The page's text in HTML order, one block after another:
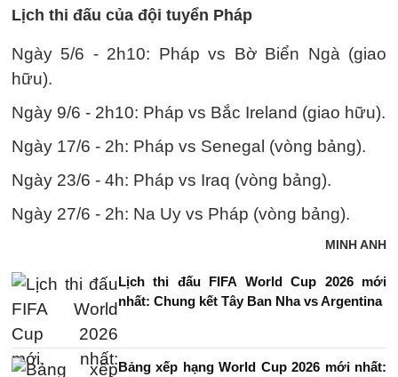
Lịch thi đấu của đội tuyển Pháp
Ngày 5/6 - 2h10: Pháp vs Bờ Biển Ngà (giao
hữu).
Ngày 9/6 - 2h10: Pháp vs Bắc Ireland (giao hữu).
Ngày 17/6 - 2h: Pháp vs Senegal (vòng bảng).
Ngày 23/6 - 4h: Pháp vs Iraq (vòng bảng).
Ngày 27/6 - 2h: Na Uy vs Pháp (vòng bảng).
MINH ANH
Lịch thi đấu FIFA World Cup 2026 mới
nhất: Chung kết Tây Ban Nha vs Argentina
Bảng xếp hạng World Cup 2026 mới nhất: